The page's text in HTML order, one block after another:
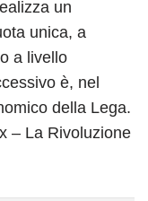
un
unica, a
a livello
è, nel
della Lega.
– La Rivoluzione